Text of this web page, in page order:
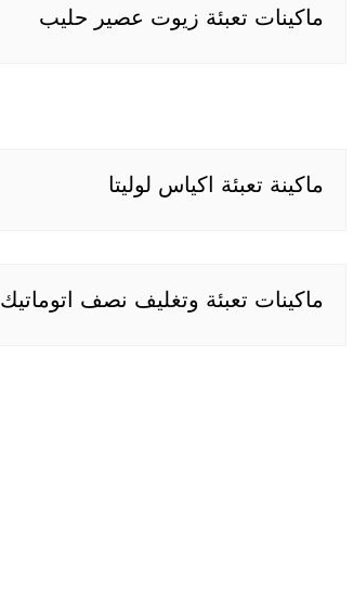
ماكينات تعبئة زيوت عصير حليب
ماكينة تعبئة اكياس لوليتا
ماكينات تعبئة وتغليف نصف اتوماتيك